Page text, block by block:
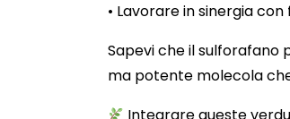
• Lavorare in sinergia
Sapevi che il sulforafano
ma potente molecola